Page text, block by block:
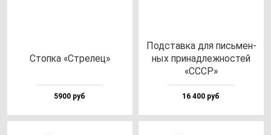
Стоп­ка «Стре­лец»
5900 руб
Под­став­ка для пись­мен­
ных при­над­леж­нос­тей
«СССР»
16 400 руб